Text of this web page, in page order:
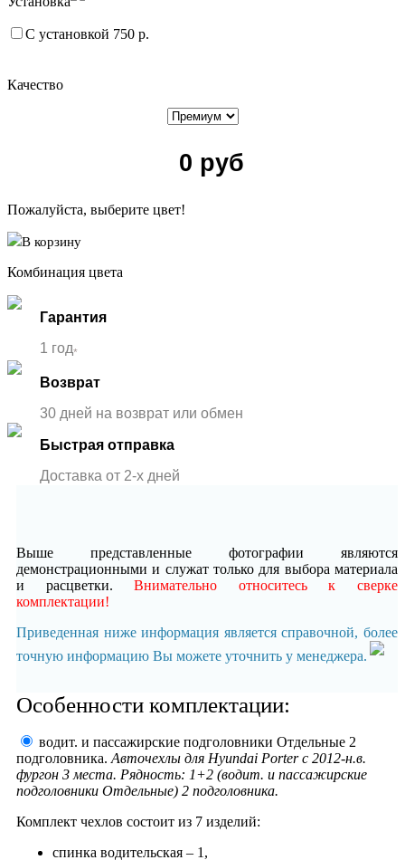
С установкой 750 р.
Качество
0 руб
Пожалуйста, выберите цвет!
В корзину
Комбинация цвета
Гарантия
1 год*
Возврат
30 дней на возврат или обмен
Быстрая отправка
Доставка от 2-x дней
Выше представленные фотографии являются
демонстрационными и служат только для выбора материала
и расцветки.Внимательно относитесь к сверке
комплектации!
Приведенная ниже информация является справочной, более
точную информацию Вы можете уточнить у менеджера.
Особенности комплектации:
водит. и пассажирские подголовники Отдельные 2
подголовника. Авточехлы для Hyundai Porter с 2012-н.в.
фургон 3 места. Рядность: 1+2 (водит. и пассажирские
подголовники Отдельные) 2 подголовника.
Комплект чехлов состоит из 7 изделий:
спинка водительская – 1,